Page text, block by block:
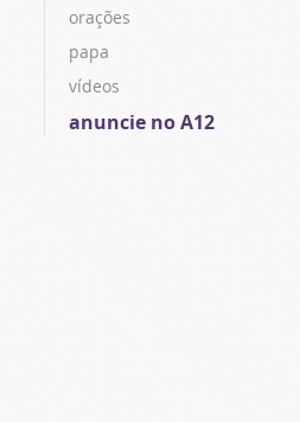
orações
papa
vídeos
anuncie no A12